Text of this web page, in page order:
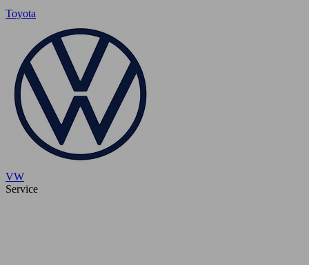
Toyota
VW
Service